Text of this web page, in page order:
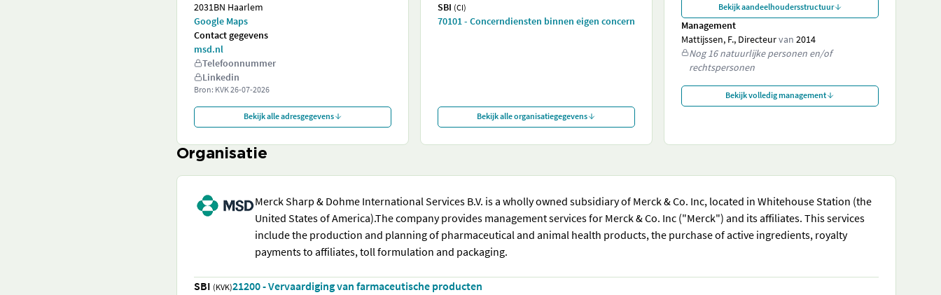
2031BN Haarlem
Google Maps
Contact gegevens
msd.nl
Telefoonnummer
Linkedin
Bron: KVK26-07-2026
Bekijk alle adresgegevens
SBI (CI)
70101 - Concerndiensten binnen eigen concern
Bekijk alle organisatiegegevens
Bekijk aandeelhoudersstructuur
Management
Mattijssen, F., Directeurvan 2014
Nog 16 natuurlijke personen en/of
rechtspersonen
Bekijk volledig management
Organisatie
Merck Sharp & Dohme International Services B.V. is a wholly owned subsidiary of Merck & Co. Inc, located in Whitehouse Station (the
United States of America).The company provides management services for Merck & Co. Inc ("Merck") and its affiliates. This services
include the production and planning of pharmaceutical and animal health products, the purchase of active ingredients, royalty
payments to affiliates, toll formulation and packaging.
SBI (KVK)21200 - Vervaardiging van farmaceutische producten